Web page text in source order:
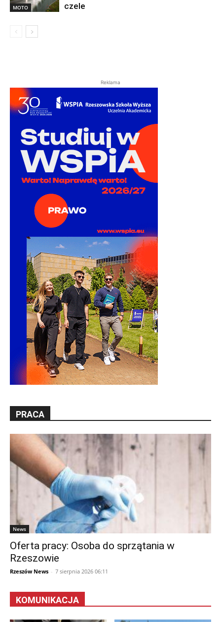
MOTO
czele
Reklama
PRACA
News
Oferta pracy: Osoba do sprzątania w
Rzeszowie
Rzeszów News - 7 sierpnia 2026 06:11
KOMUNIKACJA